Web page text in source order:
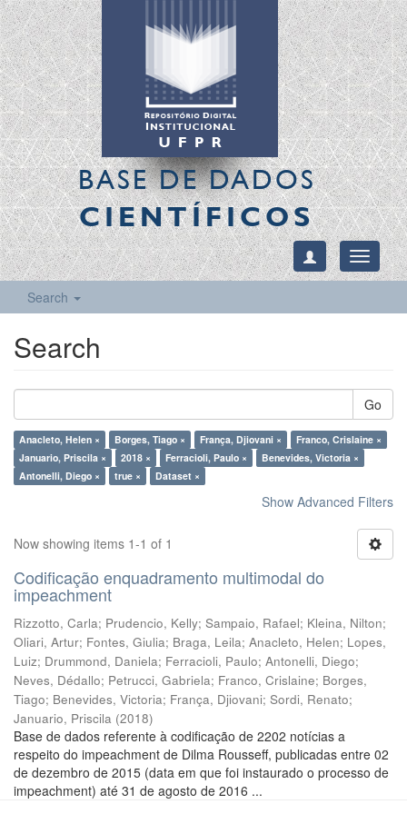
BASE DE DADOS
CIENTÍFICOS
Toggle
Search
Search
Go
Anacleto, Helen × Borges, Tiago × França, Djiovani ×
Franco, Crislaine ×
Januario, Priscila ×
2018 × Ferracioli, Paulo ×
Benevides, Victoria ×
Antonelli, Diego ×
true × Dataset ×
Show Advanced Filters
Now showing items 1-1 of 1
Codificação enquadramento multimodal do
impeachment
Rizzotto, Carla; Prudencio, Kelly; Sampaio, Rafael; Kleina, Nilton;
Oliari, Artur; Fontes, Giulia; Braga, Leila; Anacleto, Helen; Lopes,
Luiz; Drummond, Daniela; Ferracioli, Paulo; Antonelli, Diego;
Neves, Dédallo; Petrucci, Gabriela; Franco, Crislaine; Borges,
Tiago; Benevides, Victoria; França, Djiovani; Sordi, Renato;
Januario, Priscila (2018)
Base de dados referente à codificação de 2202 notícias a
respeito do impeachment de Dilma Rousseff, publicadas entre 02
de dezembro de 2015 (data em que foi instaurado o processo de
impeachment) até 31 de agosto de 2016 ...